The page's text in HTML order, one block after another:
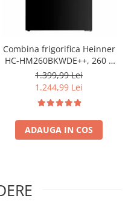
Combina frigorifica Heinner
HC-HM260BKWDE++, 260 l,
Clasa E, Lumina LED,
Dozator de apa, Usi
reversibile Negru
1.399,99 Lei
1.244,99 Lei
ADAUGA IN COS